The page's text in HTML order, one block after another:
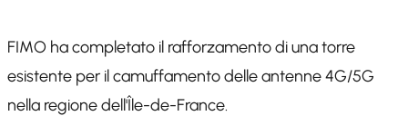
FIMO ha completato il rafforzamento di una torre
esistente per il camuffamento delle antenne 4G/5G
nella regione dell'Île-de-France.